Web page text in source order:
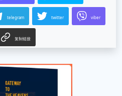
telegram twitter viber
复制链接